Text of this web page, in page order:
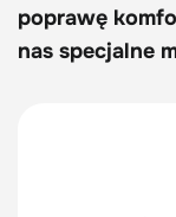
poprawę
nas specjalne